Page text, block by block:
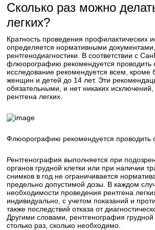
Сколько раз можно
легких?
Кратность проведения профилактических
определяется нормативными
рентгенодиагностики. В соответствии с
флюорографию рекомендуется проводить
исследование рекомендуется всем, кроме
женщин и детей до 14 лет. Эти
обязательными, и нет никаких исключений,
рентгена легких.
Флюорографию рекомендуется проводить
Рентгенография выполняется при
органов грудной клетки или при наличии
снимков в год не ограничивается
предельно допустимой дозы. В каждом
необходимости проведения рентгена
индивидуально, с учетом показаний и
также последствий отказа от
Другими словами, рентгенография грудной
столько раз, сколько необходимо.